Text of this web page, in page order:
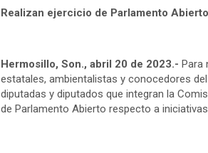
Realizan ejercicio de Parlamento
Hermosillo, Son., abril 20 de 2023.- Para
estatales, ambientalistas y conocedores
diputadas y diputados que integran la
de Parlamento Abierto respecto a